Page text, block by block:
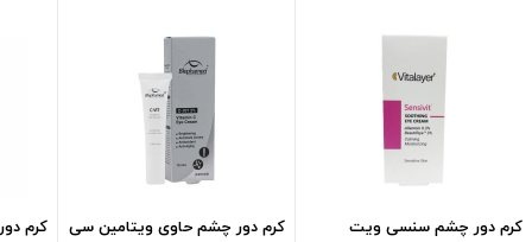
کرم دور چشم سنسی ویت
کرم دور چشم حاوی ویتامین سی
کرم